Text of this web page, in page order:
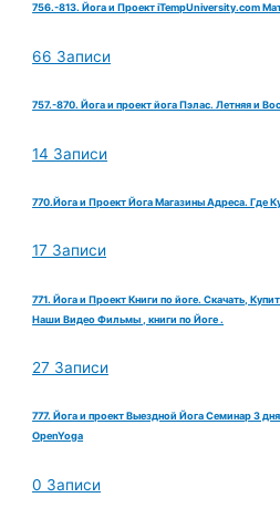
756.-813. Йога и Проект iTempUniversity.com
66 Записи
757.-870. Йога и проект йога Пэлас. Летняя и
14 Записи
770.Йога и Проект Йога Магазины Адреса. Где
17 Записи
771. Йога и Проект Книги по йоге. Скачать,
Наши Видео Фильмы , книги по Йоге .
27 Записи
777. Йога и проект Выездной Йога Семинар 3
OpenYoga
0 Записи